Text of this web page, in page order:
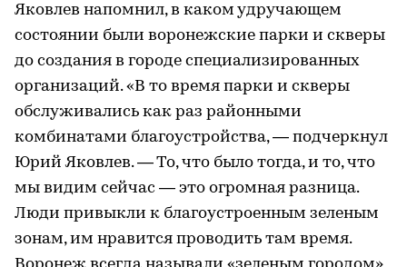
Яковлев напомнил, в каком удручающем
состоянии были воронежские парки и скверы
до создания в городе специализированных
организаций. «В то время парки и скверы
обслуживались как раз районными
комбинатами благоустройства, — подчеркнул
Юрий Яковлев. — То, что было тогда, и то, что
мы видим сейчас — это огромная разница.
Люди привыкли к благоустроенным зеленым
зонам, им нравится проводить там время.